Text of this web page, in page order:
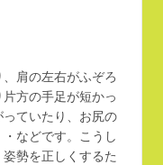
肩の左右がふぞろ
方の手足が短かっ
ていたり、お尻の
などです。こうし
勢を正しくするた